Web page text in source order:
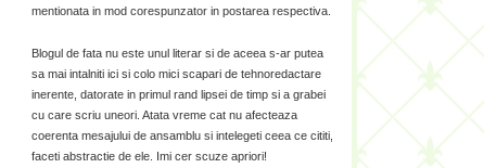
mentionata in mod corespunzator in postarea respectiva.
Blogul de fata nu este unul literar si de aceea s-ar putea
sa mai intalniti ici si colo mici scapari de tehnoredactare
inerente, datorate in primul rand lipsei de timp si a grabei
cu care scriu uneori. Atata vreme cat nu afecteaza
coerenta mesajului de ansamblu si intelegeti ceea ce cititi,
faceti abstractie de ele. Imi cer scuze apriori!